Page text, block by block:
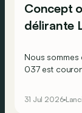
Concept
délirante
Nous
037 est
résoudre à la
31 Jul 2026